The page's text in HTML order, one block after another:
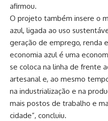
afirmou.
O projeto também insere o
azul, ligada ao uso
geração de emprego, renda
economia azul é uma
se coloca na linha de frente
artesanal e, ao mesmo
na industrialização e na
mais postos de trabalho e
cidade”, concluiu.